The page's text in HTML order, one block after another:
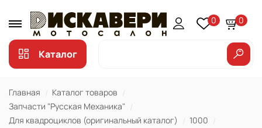
0 0
Каталог
Главная
Каталог товаров
Запчасти "Русская Механика"
Для квадроциклов (оригинальный каталог)
1000